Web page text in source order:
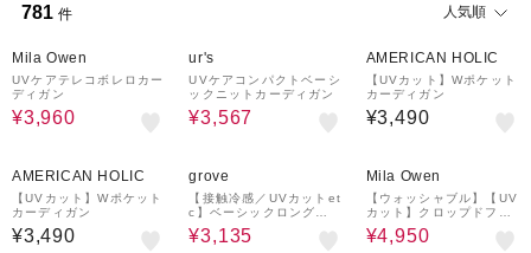
781 件 人気順
Mila Owen
UVケアテレコボレロカー
ディガン
¥3,960
ur's
UVケアコンパクトベーシ
ックニットカーディガン
¥3,567
AMERICAN HOLIC
【UVカット】Wポケット
カーディガン
¥3,490
AMERICAN HOLIC
【UVカット】Wポケット
カーディガン
¥3,490
grove
【接触冷感／UVカットet
c】ベーシックロングカ
ーディガン
¥3,135
Mila Owen
【ウォッシャブル】【UV
カット】クロップドフォ
ルムカーディガン
¥4,950